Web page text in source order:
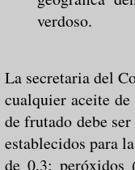
verdoso.
La secretaria del
cualquier aceite
de frutado debe
establecidos para
de 0,3;